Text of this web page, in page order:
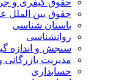
حقوق بین الملل
باستان شناسی
روانشناسی
سنجش و اندازه
مدیریت بازرگانی
حسابداری